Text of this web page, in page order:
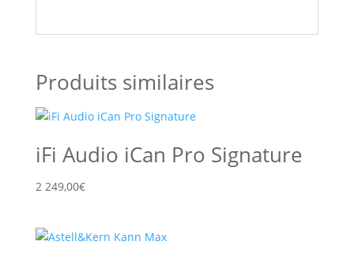
Produits similaires
iFi Audio iCan Pro Signature
2 249,00€